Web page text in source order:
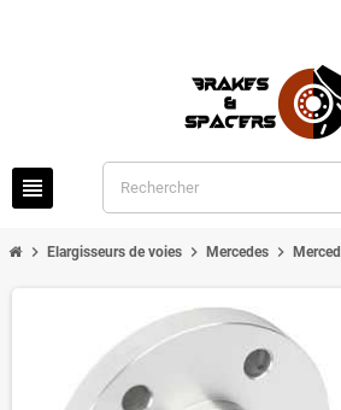
view_headline
chevron_right Elargisseurs de voies chevron_right Mercedes chevron_right